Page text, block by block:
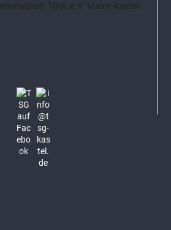
1846 e.V. Mainz-Kastel